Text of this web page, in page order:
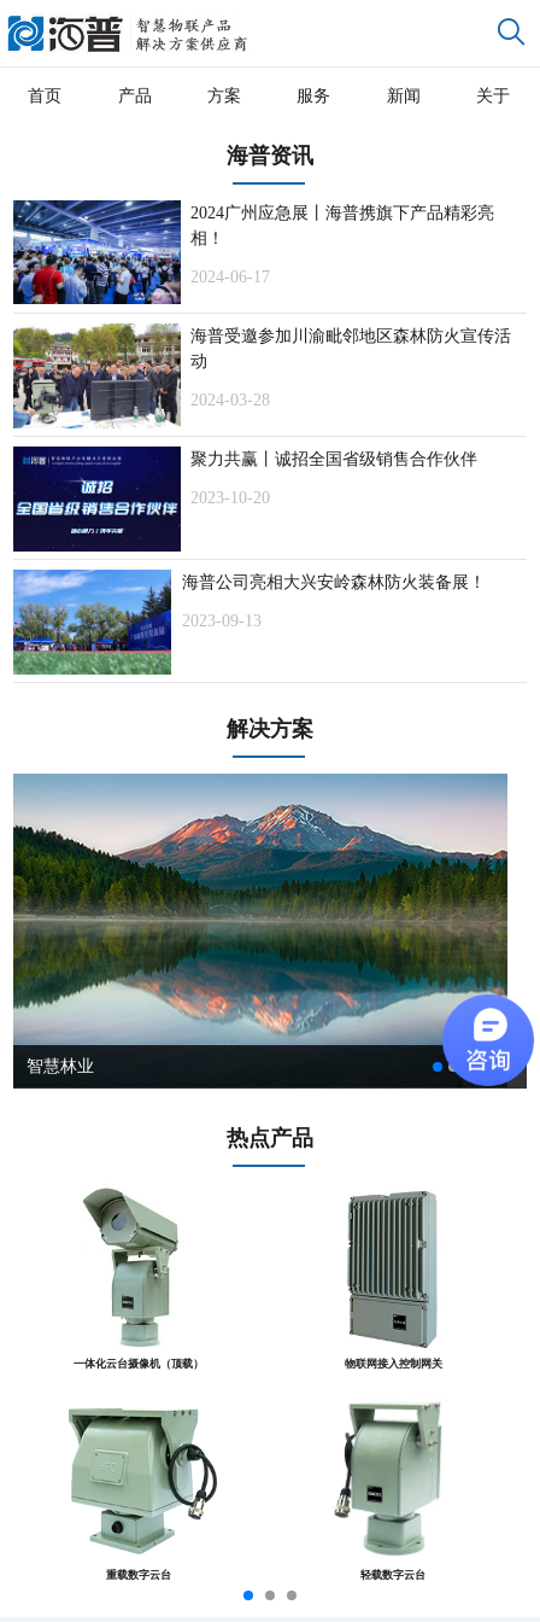
首页 产品 方案 服务 新闻 关于
海普资讯
2024广州应急展丨海普携旗下产品精彩亮
相！
2024-06-17
海普受邀参加川渝毗邻地区森林防火宣传活
动
2024-03-28
聚力共赢丨诚招全国省级销售合作伙伴
2023-10-20
海普公司亮相大兴安岭森林防火装备展！
2023-09-13
解决方案
智慧林业
热点产品
一体化云台摄像机（顶载） 物联网接入控制网关
重载数字云台 轻载数字云台